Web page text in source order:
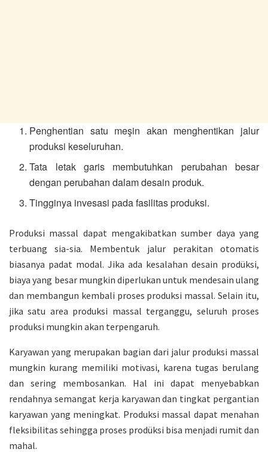
Penghentian satu meşin akan menghentikan jalur
produksi keseluruhan.
Tata letak garis membutuhkan perubahan besar
dengan perubahan dalam desain produk.
Tingginya invesasi pada fasilitas produksi.
Produksi massal dapat mengakibatkan sumber daya yang
terbuang sia-sia. Membentuk jalur perakitan otomatis
biasanya padat modal. Jika ada kesalahan desain prodüksi,
biaya yang besar mungkin diperlukan untuk mendesain ulang
dan membangun kembali proses produksi massal. Selain itu,
jika satu area produksi massal terganggu, seluruh proses
produksi mungkin akan terpengaruh.
Karyawan yang merupakan bagian dari jalur produksi massal
mungkin kurang memiliki motivasi, karena tugas berulang
dan sering membosankan. Hal ini dapat menyebabkan
rendahnya semangat kerja karyawan dan tingkat pergantian
karyawan yang meningkat. Produksi massal dapat menahan
fleksibilitas sehingga proses prodüksi bisa menjadi rumit dan
mahal.